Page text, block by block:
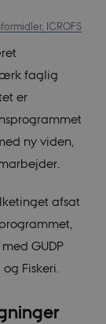
ICROFS
faglig
er
ny viden,
afsat
GUDP
Fiskeri.